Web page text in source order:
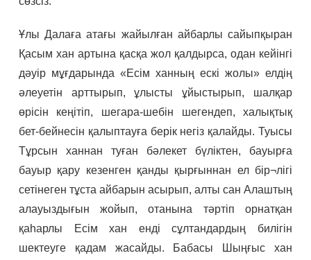
Ұлы Далаға атағы жайылған айбарлы сайыпқыран
Қасым хан артына қасқа жол қалдырса, одан кейінгі
дәуір мұғдарында «Есім ханның ескі жолы» елдің
әлеуетін арттырып, ұлысты ұйыстырып, шалқар
өрісін кеңітіп, шегара-шебін шегендеп, халықтық
бет-бейнесін қалыптауға берік негіз қалайды. Туысы
Тұрсын ханнан туған бәлекет бүліктен, бауырға
бауыр қару кезенген қанды қырғыннан ел бір¬лігі
сетінеген тұста айбарын асырып, алты сан Алаштың
алауыздығын жойып, отанына тәртіп орнатқан
қаһарлы Есім хан енді сұлтандардың билігін
шектеуге қадам жасайды. Бабасы Шыңғыс хан